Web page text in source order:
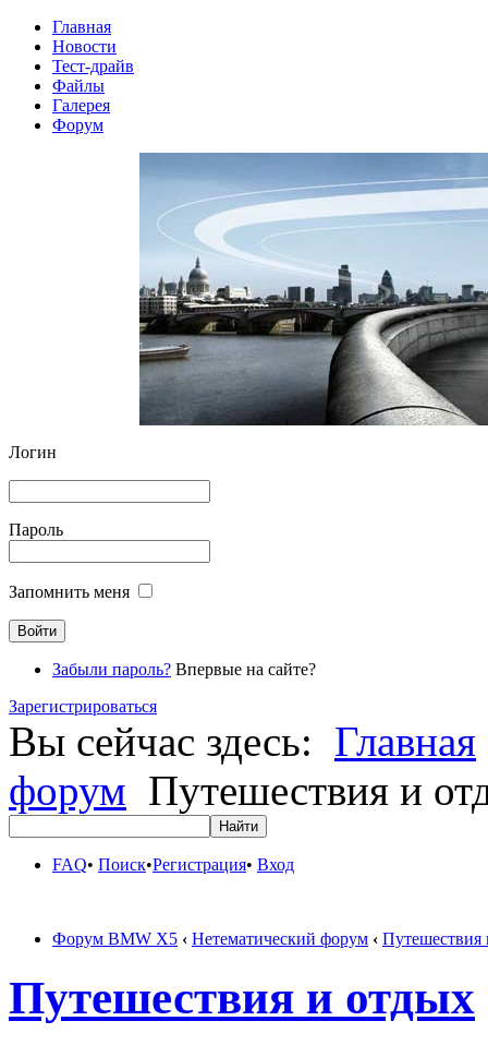
Главная
Новости
Тест-драйв
Файлы
Галерея
Форум
Логин
Пароль
Запомнить меня
Забыли пароль? Впервые на сайте?
Зарегистрироваться
Вы сейчас здесь: Главная
форум Путешествия и
FAQ• Поиск•Регистрация• Вход
Форум BMW X5 ‹ Нетематический форум ‹ Путешествия
Путешествия и отдых